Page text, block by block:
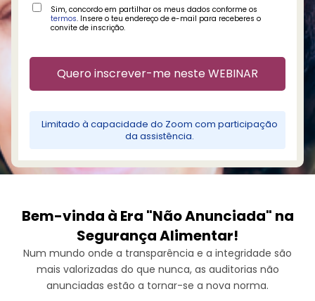
Sim, concordo em partilhar os meus dados conforme os
termos. Insere o teu endereço de e-mail para receberes o
convite de inscrição.
Quero inscrever-me neste WEBINAR
Limitado à capacidade do Zoom com participação
da assistência.
Bem-vinda à Era "Não Anunciada" na
Segurança Alimentar!
Num mundo onde a transparência e a integridade são
mais valorizadas do que nunca, as auditorias não
anunciadas estão a tornar-se a nova norma.
s